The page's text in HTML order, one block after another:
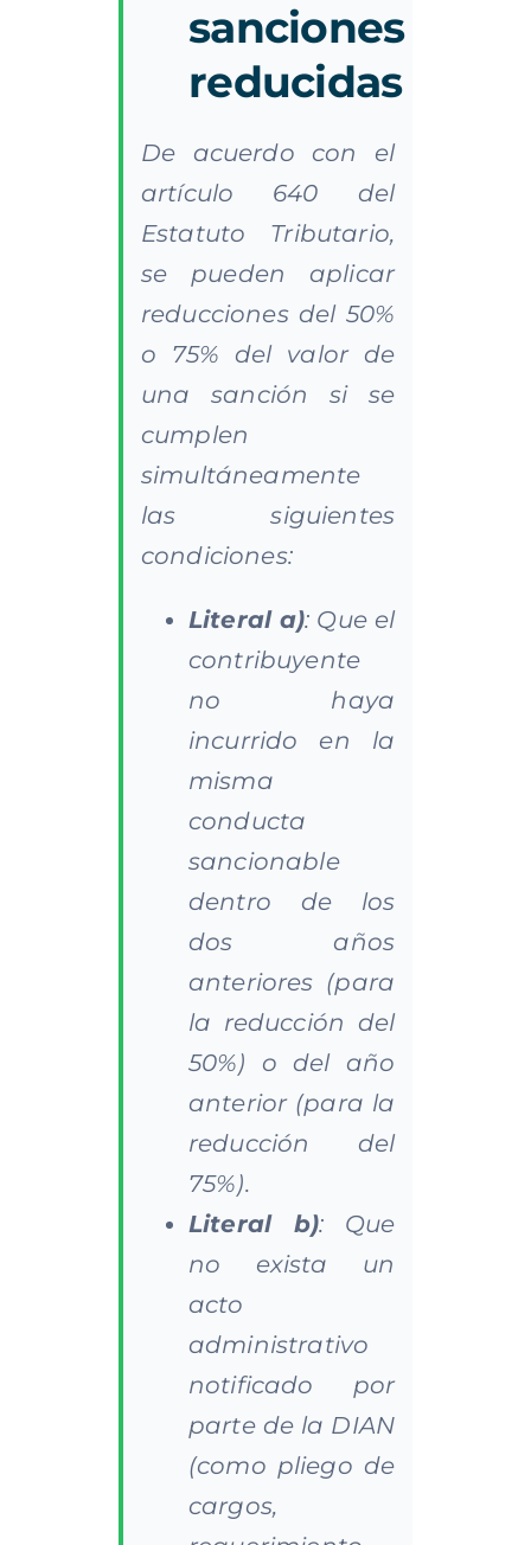
sanciones
reducidas
De acuerdo con el
artículo 640 del
Estatuto Tributario,
se pueden aplicar
reducciones del 50%
o 75% del valor de
una sanción si se
cumplen
simultáneamente
las siguientes
condiciones:
Literal a): Que el
contribuyente
no haya
incurrido en la
misma
conducta
sancionable
dentro de los
dos años
anteriores (para
la reducción del
50%) o del año
anterior (para la
reducción del
75%).
Literal b): Que
no exista un
acto
administrativo
notificado por
parte de la DIAN
(como pliego de
cargos,